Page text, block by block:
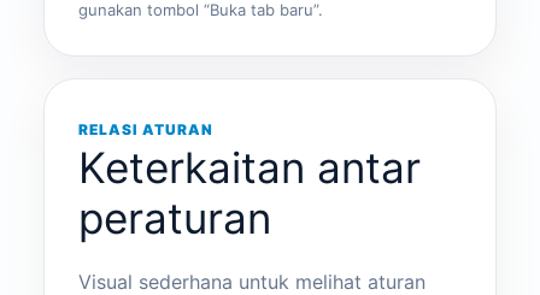
gunakan tombol “Buka tab baru”.
RELASI ATURAN
Keterkaitan antar
peraturan
Visual sederhana untuk melihat aturan